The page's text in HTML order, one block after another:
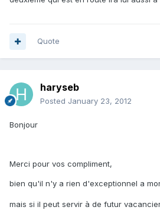
Quote
haryseb
Posted January 23, 2012
Bonjour
Merci pour vos compliment,
bien qu'il n'y a rien d'exceptionnel a
mais si il peut servir à de futur